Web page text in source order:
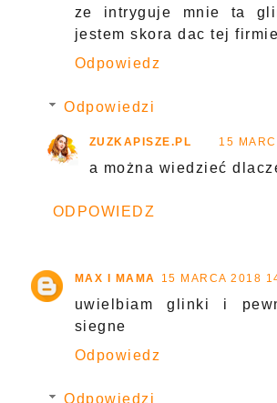
ze intryguje mnie ta
jestem skora dac tej
Odpowiedz
Odpowiedzi
ZUZKAPISZE.PL 15
a można wiedzieć
ODPOWIEDZ
MAX I MAMA 15 MARCA 2018
uwielbiam glinki i
siegne
Odpowiedz
Odpowiedzi